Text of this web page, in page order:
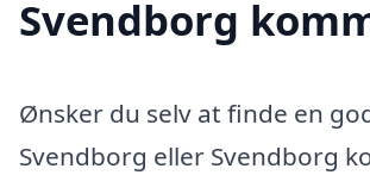
Svendborg
Ønsker du selv at finde en
Svendborg eller Svendborg